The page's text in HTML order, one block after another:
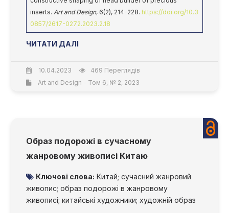
inserts. Art and Design, 6(2), 214-228. https://doi.org/10.3
0857/2617-0272.2023.2.18
ЧИТАТИ ДАЛІ
10.04.2023
469 Переглядів
Art and Design - Том 6, № 2, 2023
Образ подорожі в сучасному
жанровому живописі Китаю
Ключові слова: Китай; сучасний жанровий
живопис; образ подорожі в жанровому
живописі; китайські художники; художній образ